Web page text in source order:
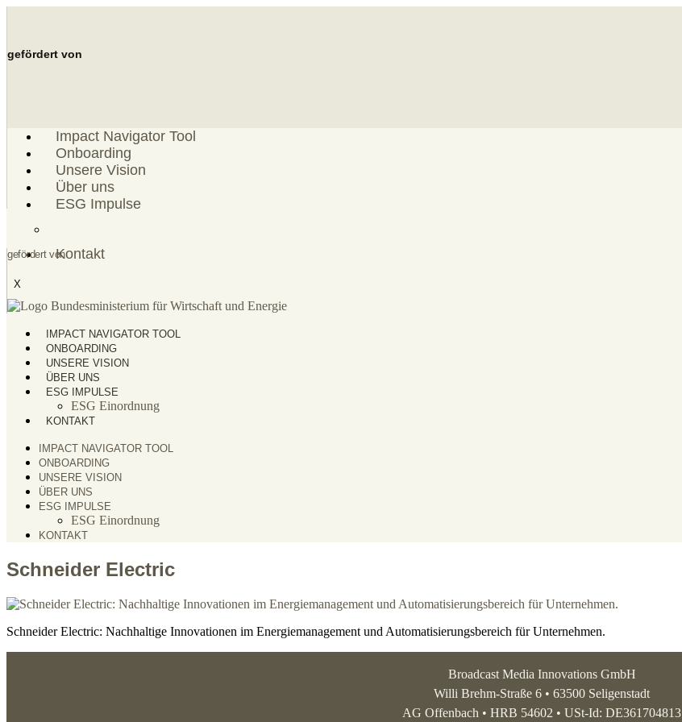
gefördert von
Impact Navigator Tool
Onboarding
Unsere Vision
Über uns
ESG Impulse
Kontakt
X
gefördert von
IMPACT NAVIGATOR TOOL
ONBOARDING
UNSERE VISION
ÜBER UNS
ESG IMPULSE
ESG Einordnung
KONTAKT
IMPACT NAVIGATOR TOOL
ONBOARDING
UNSERE VISION
ÜBER UNS
ESG IMPULSE
ESG Einordnung
KONTAKT
Schneider Electric
Schneider Electric: Nachhaltige Innovationen im Energiemanagement und Automatisierungsbereich für Unternehmen.
Broadcast Media Innovations GmbH
Willi Brehm-Straße 6 • 63500 Seligenstadt
AG Offenbach • HRB 54602 • USt-Id: DE361704813